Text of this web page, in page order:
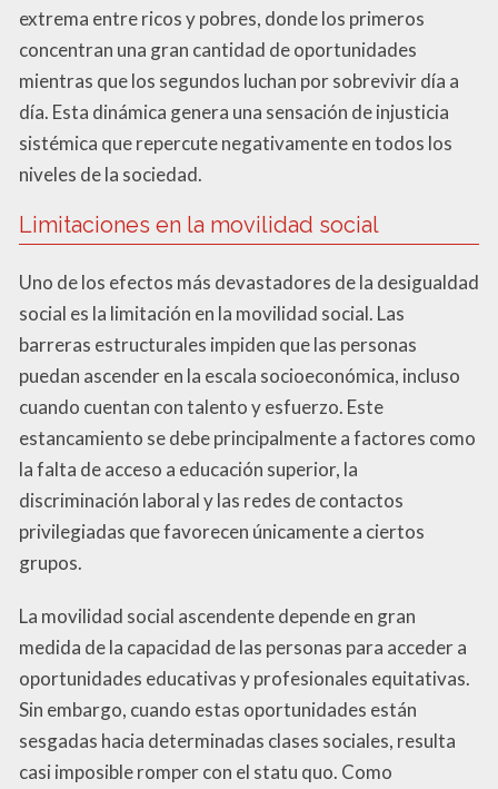
extrema entre ricos y pobres, donde los primeros
concentran una gran cantidad de oportunidades
mientras que los segundos luchan por sobrevivir día a
día. Esta dinámica genera una sensación de injusticia
sistémica que repercute negativamente en todos los
niveles de la sociedad.
Limitaciones en la movilidad social
Uno de los efectos más devastadores de la desigualdad
social es la limitación en la movilidad social. Las
barreras estructurales impiden que las personas
puedan ascender en la escala socioeconómica, incluso
cuando cuentan con talento y esfuerzo. Este
estancamiento se debe principalmente a factores como
la falta de acceso a educación superior, la
discriminación laboral y las redes de contactos
privilegiadas que favorecen únicamente a ciertos
grupos.
La movilidad social ascendente depende en gran
medida de la capacidad de las personas para acceder a
oportunidades educativas y profesionales equitativas.
Sin embargo, cuando estas oportunidades están
sesgadas hacia determinadas clases sociales, resulta
casi imposible romper con el statu quo. Como